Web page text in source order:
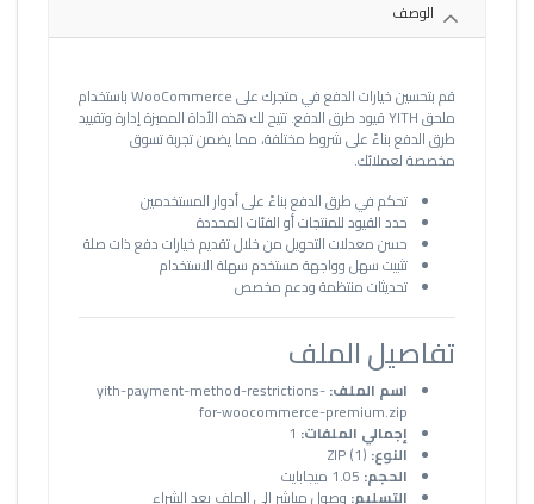
الوصف
قم بتحسين خيارات الدفع في متجرك على WooCommerce باستخدام
ملحق YITH قيود طرق الدفع. تتيح لك هذه الأداة المميزة إدارة وتقييد
طرق الدفع بناءً على شروط مختلفة، مما يضمن تجربة تسوق
مخصصة لعملائك.
تحكم في طرق الدفع بناءً على أدوار المستخدمين
حدد القيود للمنتجات أو الفئات المحددة
حسن معدلات التحويل من خلال تقديم خيارات دفع ذات صلة
تثبيت سهل وواجهة مستخدم سهلة الاستخدام
تحديثات منتظمة ودعم مخصص
تفاصيل الملف
اسم الملف:yith-payment-method-restrictions-
for-woocommerce-premium.zip
إجمالي الملفات:
النوع:ZIP (1)
الحجم:
التسليم: وصول مباشر إلى الملف بعد الشراء